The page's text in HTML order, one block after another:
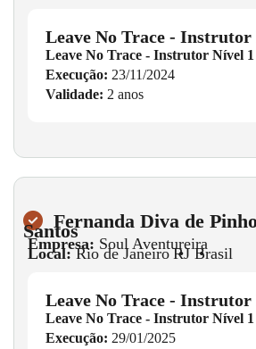
Leave No Trace - Instrutor
Leave No Trace - Instrutor Nível
Execução: 23/11/2024
Validade: 2 anos
Fernanda Diva de
Santos
Empresa: Soul Aventureira
Local:Rio de Janeiro•
RJ•
Brasil
Leave No Trace - Instrutor
Leave No Trace - Instrutor Nível
Execução: 29/01/2025